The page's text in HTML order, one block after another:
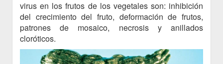
virus en los frutos de los vegetales son: inhibición
del crecimiento del fruto, deformación de frutos,
patrones de mosaico, necrosis y anillados
cloróticos.